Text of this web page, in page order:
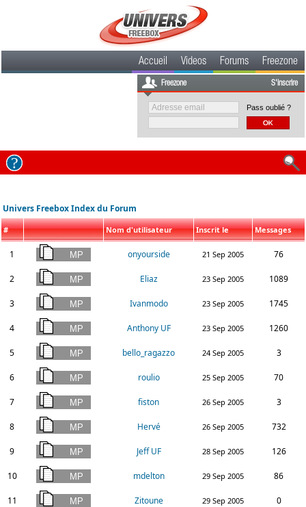
Accueil Videos Forums Freezone
Freezone S'inscrire
Pass oublié ?
Univers Freebox Index du Forum
# Nom d'utilisateur Inscrit le Messages
1 onyourside 21 Sep 2005 76
2 Eliaz 23 Sep 2005 1089
3 Ivanmodo 23 Sep 2005 1745
4 Anthony UF 23 Sep 2005 1260
5 bello_ragazzo 24 Sep 2005 3
6 roulio 25 Sep 2005 70
7 fiston 26 Sep 2005 3
8 Hervé 26 Sep 2005 732
9 Jeff UF 28 Sep 2005 126
10 mdelton 29 Sep 2005 86
11 Zitoune 29 Sep 2005 0